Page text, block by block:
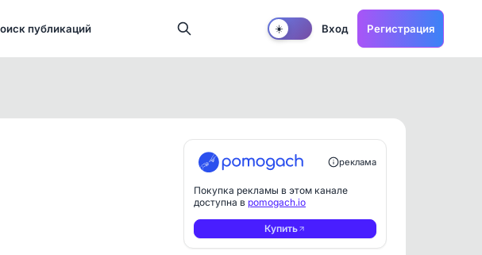
публикаций ☀️ Вход Регистрация
реклама
Покупка рекламы в этом канале
доступна в pomogach.io
Купить